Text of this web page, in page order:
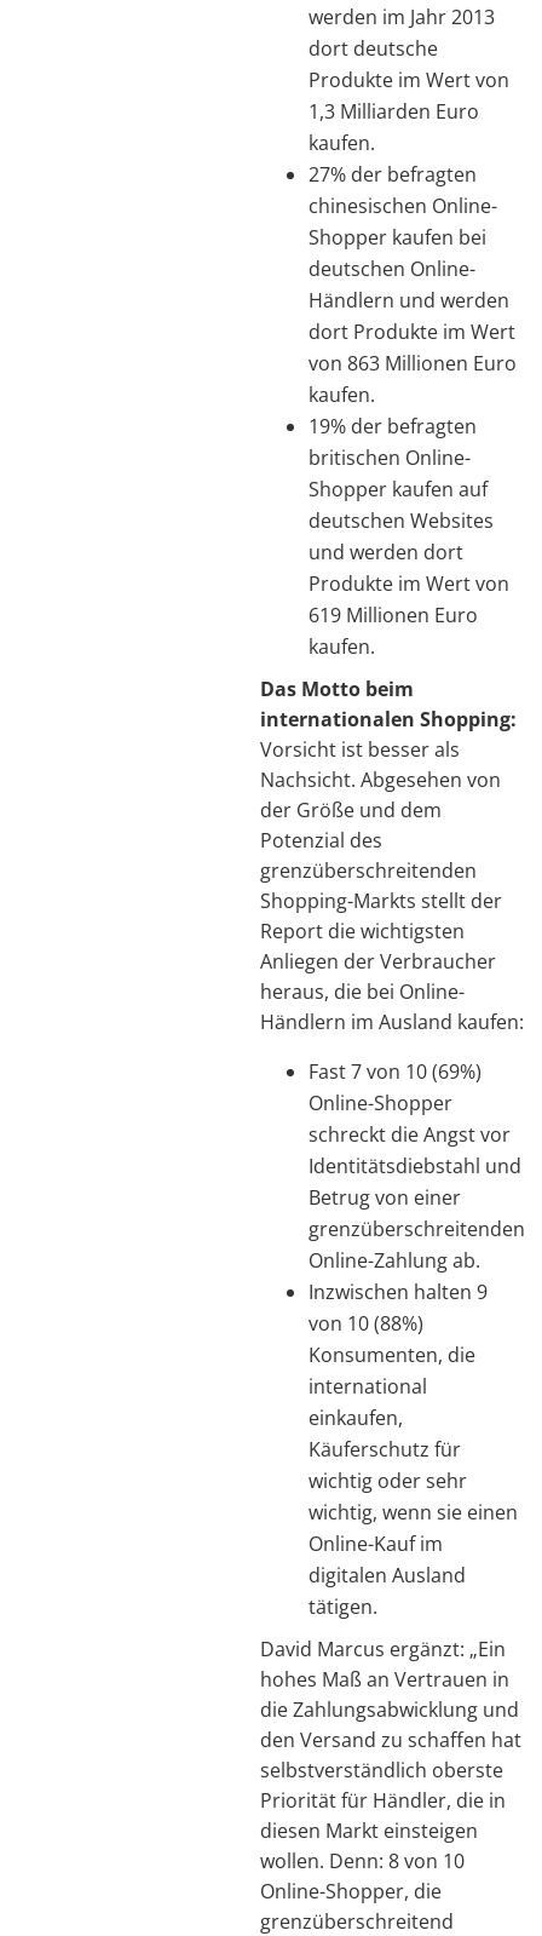
werden im Jahr 2013
dort deutsche
Produkte im Wert von
1,3 Milliarden Euro
kaufen.
27% der befragten
chinesischen Online-
Shopper kaufen bei
deutschen Online-
Händlern und werden
dort Produkte im Wert
von 863 Millionen Euro
kaufen.
19% der befragten
britischen Online-
Shopper kaufen auf
deutschen Websites
und werden dort
Produkte im Wert von
619 Millionen Euro
kaufen.
Das Motto beim
internationalen Shopping:
Vorsicht ist besser als
Nachsicht. Abgesehen von
der Größe und dem
Potenzial des
grenzüberschreitenden
Shopping-Markts stellt der
Report die wichtigsten
Anliegen der Verbraucher
heraus, die bei Online-
Händlern im Ausland kaufen:
Fast 7 von 10 (69%)
Online-Shopper
schreckt die Angst vor
Identitätsdiebstahl und
Betrug von einer
grenzüberschreitenden
Online-Zahlung ab.
Inzwischen halten 9
von 10 (88%)
Konsumenten, die
international
einkaufen,
Käuferschutz für
wichtig oder sehr
wichtig, wenn sie einen
Online-Kauf im
digitalen Ausland
tätigen.
David Marcus ergänzt: „Ein
hohes Maß an Vertrauen in
die Zahlungsabwicklung und
den Versand zu schaffen hat
selbstverständlich oberste
Priorität für Händler, die in
diesen Markt einsteigen
wollen. Denn: 8 von 10
Online-Shopper, die
grenzüberschreitend